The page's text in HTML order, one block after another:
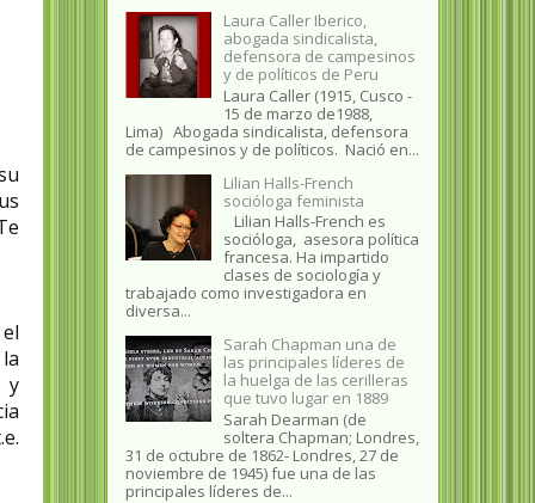
y
Laura Caller Iberico,
abogada sindicalista,
defensora de campesinos
y de políticos de Peru
Laura Caller (1915, Cusco -
15 de marzo de1988,
Lima) Abogada sindicalista, defensora
de campesinos y de políticos. Nació en...
Lilian Halls-French
socióloga feminista
Lilian Halls-French es
socióloga, asesora política
francesa. Ha impartido
clases de sociología y
trabajado como investigadora en
diversa...
Sarah Chapman una de
las principales líderes de
la huelga de las cerilleras
que tuvo lugar en 1889
Sarah Dearman (de
soltera Chapman; Londres,
31 de octubre de 1862​- Londres, 27 de
noviembre de 1945)​ fue una de las
principales líderes de...